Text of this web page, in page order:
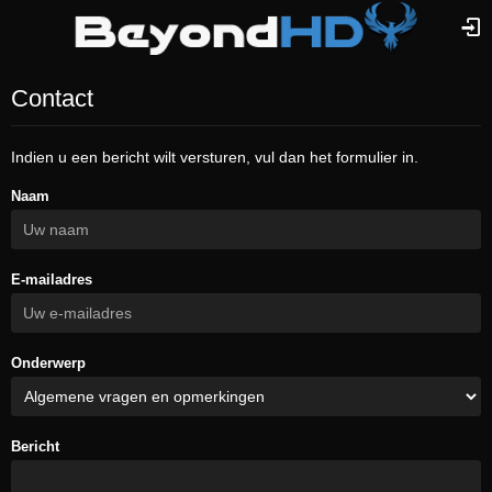
Contact
Indien u een bericht wilt versturen, vul dan het formulier in.
Naam
E-mailadres
Onderwerp
Bericht